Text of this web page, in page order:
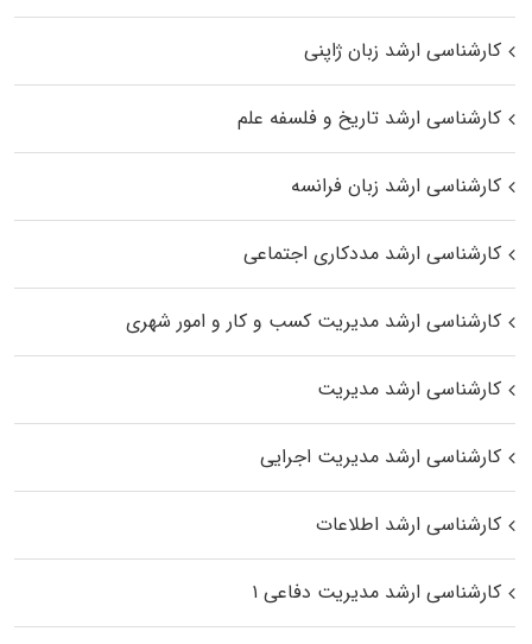
کارشناسی ارشد زبان ژاپنی
کارشناسی ارشد تاریخ و فلسفه علم
کارشناسی ارشد زبان فرانسه
کارشناسی ارشد مددکاری اجتماعی
کارشناسی ارشد مدیریت کسب و کار و امور شهری
کارشناسی ارشد مدیریت
کارشناسی ارشد مدیریت اجرایی
کارشناسی ارشد اطلاعات
کارشناسی ارشد مدیریت دفاعی ۱